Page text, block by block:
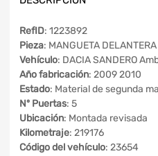
RefID: 1223892
Pieza: MANGUETA
Vehículo: DACIA SANDERO
Año fabricación: 2009 2010
Estado: Material de segunda
Nº Puertas: 5
Ubicación: Montada revisada
Kilometraje: 219176
Código del vehículo: 23654